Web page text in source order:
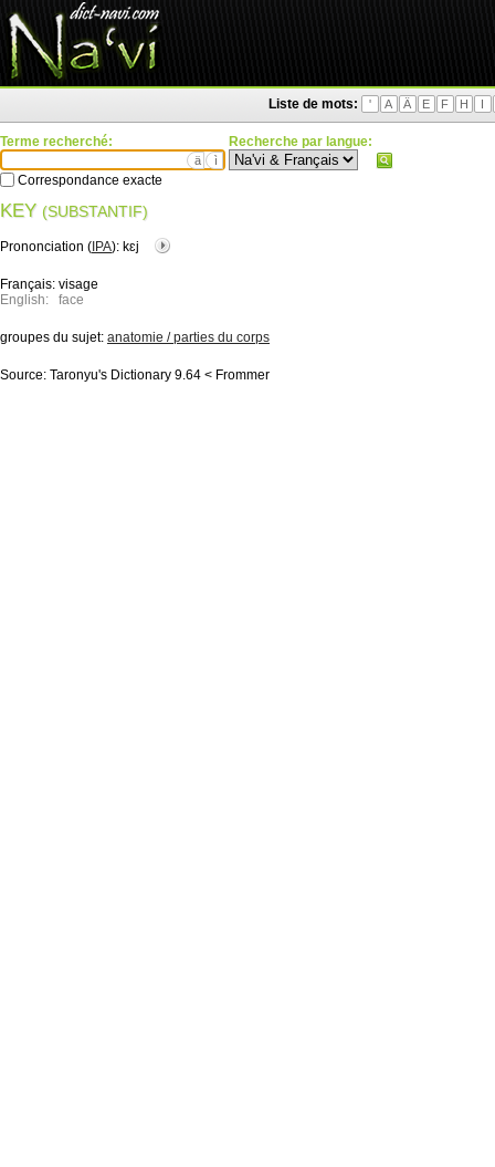
Liste de mots: ' A Ä E F H I
Terme recherché:
ä ì
Correspondance exacte
Recherche par langue:
KEY (SUBSTANTIF)
Prononciation ( IPA): kɛj
Français: visage
English:
face
groupes du sujet: anatomie / parties du corps
Source: Taronyu's Dictionary 9.64 < Frommer